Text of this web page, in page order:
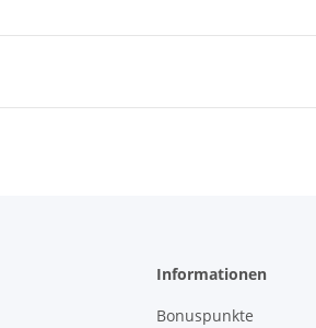
Informationen
Bonuspunkte